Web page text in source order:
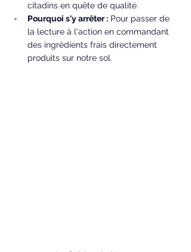
citadins en quête de qualité.
Pourquoi s'y arrêter : Pour passer de
la lecture à l'action en commandant
des ingrédients frais directement
produits sur notre sol.